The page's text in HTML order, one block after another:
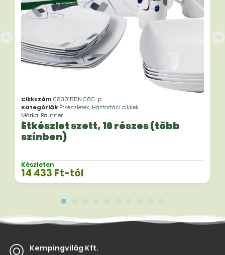
Cikkszám 0830155N.C8C-p
Kategóriák Étkészletek, Háztartási cikkek
Márka: Brunner
Étkészlet szett, 16 részes (több
színben)
Készleten
14 433 Ft-tól
Kempingvilág Kft.